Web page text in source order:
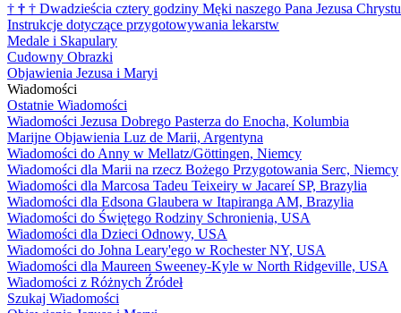
† † † Dwadzieścia cztery godziny Męki naszego Pana Jezusa
Instrukcje dotyczące przygotowywania lekarstw
Medale i Skapulary
Cudowny Obrazki
Objawienia Jezusa i Maryi
Wiadomości
Ostatnie Wiadomości
Wiadomości Jezusa Dobrego Pasterza do Enocha, Kolumbia
Marijne Objawienia Luz de Marii, Argentyna
Wiadomości do Anny w Mellatz/Göttingen, Niemcy
Wiadomości dla Marii na rzecz Bożego Przygotowania Serc, Niemcy
Wiadomości dla Marcosa Tadeu Teixeiry w Jacareí SP, Brazylia
Wiadomości dla Edsona Glaubera w Itapiranga AM, Brazylia
Wiadomości do Świętego Rodziny Schronienia, USA
Wiadomości dla Dzieci Odnowy, USA
Wiadomości do Johna Leary'ego w Rochester NY, USA
Wiadomości dla Maureen Sweeney-Kyle w North Ridgeville, USA
Wiadomości z Różnych Źródeł
Szukaj Wiadomości